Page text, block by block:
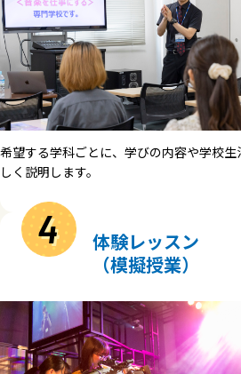
希望する学科ごとに、学びの内容や学校
しく説明します。
4
体験レッスン
（模擬授業）